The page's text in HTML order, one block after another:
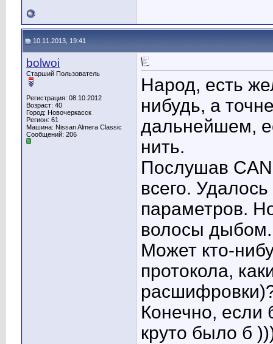
10.11.2013, 19:41
bolwoi
Старший Пользователь
Регистрация: 08.10.2012
Возраст: 40
Город: Новочеркасск
Регион: 61
Машина: Nissan Almera Classic
Сообщений: 206
Народ, есть
нибудь, а
дальнейшем,
нить.
Послушав
всего.
параметров.
волосы дыбом.
Может кто-
протокола,
Конечно, если
круто было б